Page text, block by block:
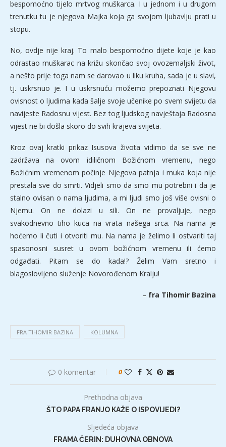
bespomoćno tijelo mrtvog muškarca. I u jednom i u drugom
trenutku tu je njegova Majka koja ga svojom ljubavlju prati u
stopu.
No, ovdje nije kraj. To malo bespomoćno dijete koje je kao
odrastao muškarac na križu skončao svoj ovozemaljski život,
a nešto prije toga nam se darovao u liku kruha, sada je u slavi,
tj. uskrsnuo je. I u uskrsnuću možemo prepoznati Njegovu
ovisnost o ljudima kada šalje svoje učenike po svem svijetu da
navijeste Radosnu vijest. Bez tog ljudskog navještaja Radosna
vijest ne bi došla skoro do svih krajeva svijeta.
Kroz ovaj kratki prikaz Isusova života vidimo da se sve ne
zadržava na ovom idiličnom Božićnom vremenu, nego
Božićnim vremenom počinje Njegova patnja i muka koja nije
prestala sve do smrti. Vidjeli smo da smo mu potrebni i da je
stalno ovisan o nama ljudima, a mi ljudi smo još više ovisni o
Njemu. On ne dolazi u sili. On ne provaljuje, nego
svakodnevno tiho kuca na vrata našega srca. Na nama je
hoćemo li čuti i otvoriti mu. Na nama je želimo li ostvariti taj
spasonosni susret u ovom božićnom vremenu ili ćemo
odgađati. Pitam se do kada!? Želim Vam sretno i
blagoslovljeno služenje Novorođenom Kralju!
– fra Tihomir Bazina
FRA TIHOMIR BAZINA KOLUMNA
0 komentar 0
Prethodna objava
ŠTO PAPA FRANJO KAŽE O ISPOVIJEDI?
Sljedeća objava
FRAMA ČERIN: DUHOVNA OBNOVA